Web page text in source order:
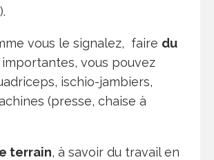
vous le signalez, faire du
vous pouvez
ischio-jambiers,
(presse, chaise à
terrain, à savoir du travail en